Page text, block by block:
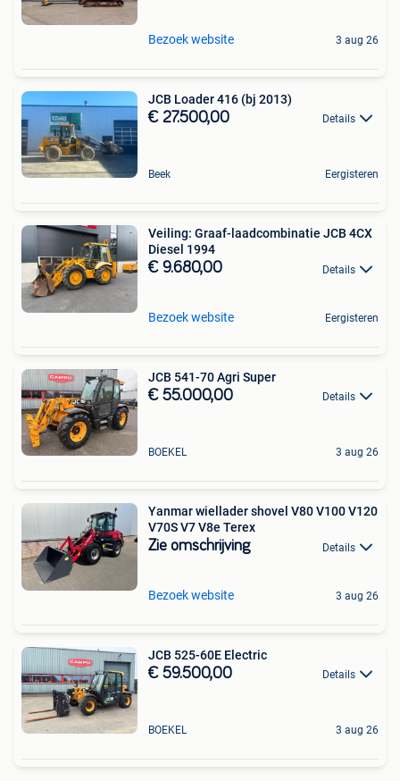
Bezoek website 3 aug 26
JCB Loader 416 (bj 2013)
€ 27.500,00 Details
Beek Eergisteren
Veiling: Graaf-laadcombinatie JCB 4CX
Diesel 1994
€ 9.680,00 Details
Bezoek website Eergisteren
JCB 541-70 Agri Super
€ 55.000,00 Details
BOEKEL 3 aug 26
Yanmar wiellader shovel V80 V100 V120
V70S V7 V8e Terex
Zie omschrijving Details
Bezoek website 3 aug 26
JCB 525-60E Electric
€ 59.500,00 Details
BOEKEL 3 aug 26